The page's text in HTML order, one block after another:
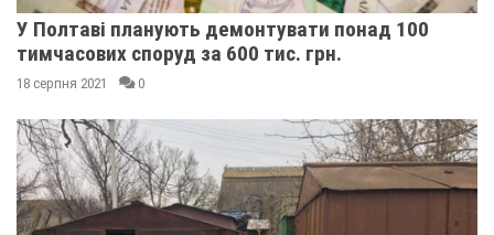
У Полтаві планують демонтувати понад 100
тимчасових споруд за 600 тис. грн.
18 серпня 2021 0